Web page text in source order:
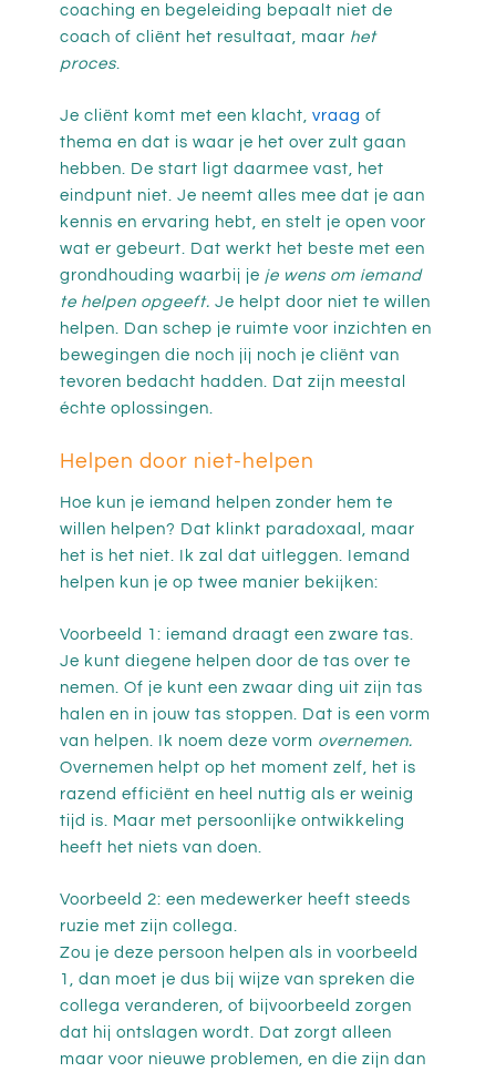
coaching en begeleiding bepaalt niet de
coach of cliënt het resultaat, maar het
proces
Je cliënt komt met een klacht, vraag of
thema en dat is waar je het over zult gaan
hebben. De start ligt daarmee vast, het
eindpunt niet. Je neemt alles mee dat je aan
kennis en ervaring hebt, en stelt je open voor
wat er gebeurt. Dat werkt het beste met een
grondhouding waarbij je je wens om iemand
te helpen opgeeft. Je helpt door niet te willen
helpen. Dan schep je ruimte voor inzichten en
bewegingen die noch jij noch je cliënt van
tevoren bedacht hadden. Dat zijn meestal
échte oplossingen.
Helpen door niet-helpen
Hoe kun je iemand helpen zonder hem te
willen helpen? Dat klinkt paradoxaal, maar
het is het niet. Ik zal dat uitleggen. Iemand
helpen kun je op twee manier bekijken:
Voorbeeld 1: iemand draagt een zware tas.
Je kunt diegene helpen door de tas over te
nemen. Of je kunt een zwaar ding uit zijn tas
halen en in jouw tas stoppen. Dat is een vorm
van helpen. Ik noem deze vorm overnemen.
Overnemen helpt op het moment zelf, het is
razend efficiënt en heel nuttig als er weinig
tijd is. Maar met persoonlijke ontwikkeling
heeft het niets van doen.
Voorbeeld 2: een medewerker heeft steeds
ruzie met zijn collega.
Zou je deze persoon helpen als in voorbeeld
1, dan moet je dus bij wijze van spreken die
collega veranderen, of bijvoorbeeld zorgen
dat hij ontslagen wordt. Dat zorgt alleen
maar voor nieuwe problemen, en die zijn dan